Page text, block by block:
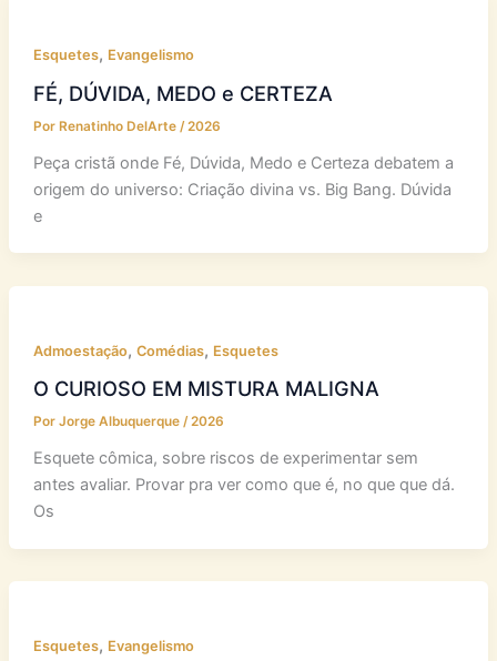
Esquetes, Evangelismo
FÉ, DÚVIDA, MEDO e CERTEZA
Por Renatinho DelArte /2026
Peça cristã onde Fé, Dúvida, Medo e Certeza debatem a
origem do universo: Criação divina vs. Big Bang. Dúvida
e
Admoestação, Comédias, Esquetes
O CURIOSO EM MISTURA MALIGNA
Por Jorge Albuquerque /2026
Esquete cômica, sobre riscos de experimentar sem
antes avaliar. Provar pra ver como que é, no que que dá.
Os
Esquetes, Evangelismo